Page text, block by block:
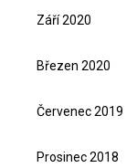
Září 2020
Březen 2020
Červenec 2019
Prosinec 2018